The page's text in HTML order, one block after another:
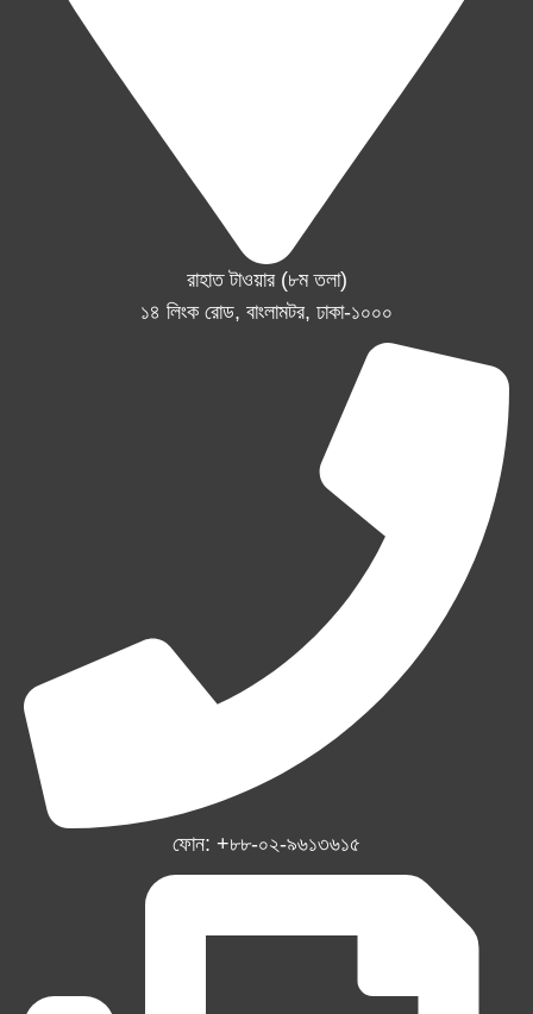
রাহাত টাওয়ার (৮ম তলা)
১৪ লিংক রোড, বাংলামটর, ঢাকা-১০০০
ফোন: +৮৮-০২-৯৬১৩৬১৫